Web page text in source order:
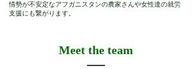
情勢が不安定なアフガニスタンの農家さんや⼥性達の就労
⽀援にも繋がります。
Meet the team